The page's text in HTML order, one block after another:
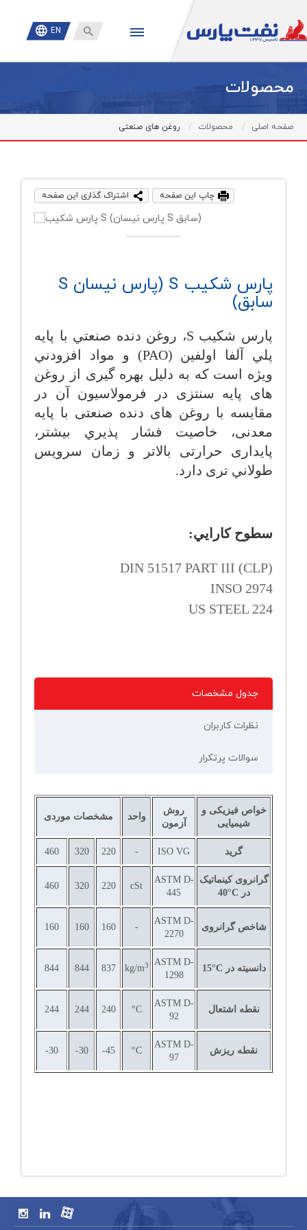
 EN
محصولات
صفحه اصلی محصولات روغن های صنعتی
اشتراک گذاری این صفحه چاپ این صفحه
پارس شكيب S (پارس نیسان S
سابق)
پارس شكيب S، روغن دنده صنعتي با پايه
پلي آلفا اولفين (PAO) و مواد افزودني
ويژه است كه به دليل بهره گیری از روغن
های پایه سنتزی در فرمولاسیون آن در
مقایسه با روغن های دنده صنعتی با پایه
معدنی، خاصيت فشار پذيري بيشتر،
پایداری حرارتی بالاتر و زمان سرويس
طولاني تری دارد.
سطوح كارايي:
DIN 51517 PART III (CLP)
INSO 2974
US STEEL 224
جدول مشخصات
نظرات کاربران
سوالات پرتکرار
خواص فیزیکی و
شیمیایی
روش
آزمون
واحد مشخصات موردی
گرید ISO VG
-
220
320
460
گرانروی کینماتیک
در
40°C
ASTM D-
445
cSt
220
320
460
شاخص گرانروی
ASTM D-
2270
-
160
160
160
دانسیته در 15°C
ASTM D-
1298
kg/m3
837
844
844
نقطه اشتعال
ASTM D-
92
°C
240
244
244
نقطه ریزش
ASTM D-
97
°C
45-
30-
30-